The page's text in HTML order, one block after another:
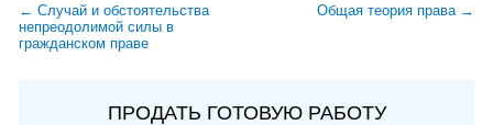
← Случай и обстоятельства
непреодолимой силы в
гражданском праве
Общая теория права →
ПРОДАТЬ ГОТОВУЮ РАБОТУ